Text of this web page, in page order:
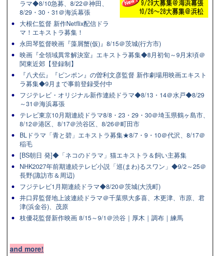
ラマ◆8/10急募、8/22＠神田、
8/29・30・31＠海浜幕張
大根仁監督 新作Netflix配信ドラ
マ！エキストラ募集！
永田琴監督映画『藻屑蟹(仮)』8/15＠茨城(行方市)
映画『全領域異常解決室』エキストラ募集◆8月初旬～9月末頃＠
関東近郊【登録制】
『八犬伝』『ピンポン』の曽利文彦監督 新作劇場用映画エキスト
ラ募集◆9月まで事前登録受付中
フジテレビ・オリジナル新作連続ドラマ◆8/13・14＠水戸◆8/29
～31＠海浜幕張
テレビ東京10月期連続ドラマ8/8・23・29・30＠埼玉県鶴ヶ島市、
8/12＠港区、8/17＠渋谷区、8/26＠町田市
BLドラマ「青と碧」エキストラ募集★8/7・9・10＠代沢、8/17＠
稲毛
[BS朝日 発]◆「ネコのドラマ」猫エキストラ＆飼い主募集
NHK2027年前期連続テレビ小説「巡(まわ)るスワン」◆9/2～25＠
長野(諏訪市＆周辺)
フジテレビ1月期連続ドラマ◆8/20＠茨城(大洗町)
井口昇監督地上波連続ドラマ＠千葉県大多喜、木更津、市原、君
津(浜金谷)、茂原
枝優花監督新作映画 8/15～9/1＠渋谷｜厚木｜調布｜練馬
and more!